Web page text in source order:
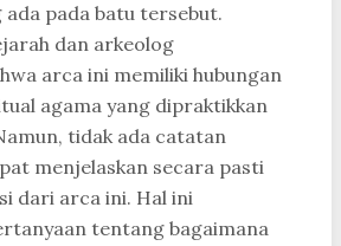
pada batu tersebut.
dan arkeolog
arca ini memiliki hubungan
agama yang dipraktikkan
tidak ada catatan
menjelaskan secara pasti
dari arca ini. Hal ini
tentang bagaimana